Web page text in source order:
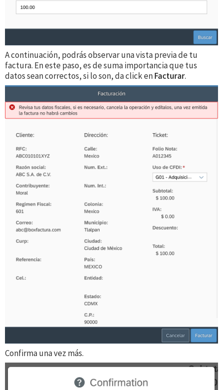
A continuación, podrás observar una vista previa de tu
factura. En este paso, es de suma importancia que tus
datos sean correctos, si lo son, da click enFacturar.
Confirma una vez más.